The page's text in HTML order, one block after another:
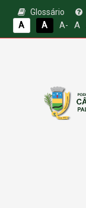
Glossário
A
A A- A